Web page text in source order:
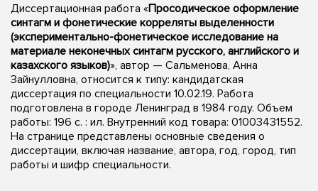
Диссертационная работа «Просодическое оформление
синтагм и фонетические корреляты выделенности
(экспериментально-фонетическое исследование на
материале неконечных синтагм русского, английского и
казахского языков)», автор — Сальменова, Анна
Зайнулловна, относится к типу: кандидатская
диссертация по специальности 10.02.19. Работа
подготовлена в городе Ленинград в 1984 году. Объем
работы: 196 c. : ил. Внутренний код товара: 01003431552.
На странице представлены основные сведения о
диссертации, включая название, автора, год, город, тип
работы и шифр специальности.